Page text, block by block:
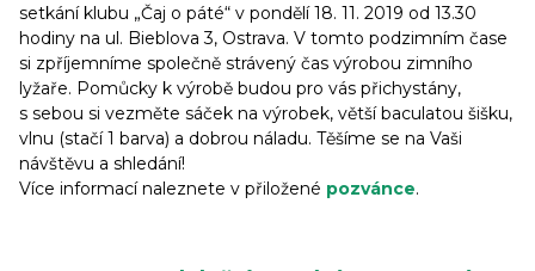
setkání klubu „Čaj o páté“ v pondělí 18. 11. 2019 od 13.30
hodiny na ul. Bieblova 3, Ostrava. V tomto podzimním čase
si zpříjemníme společně strávený čas výrobou zimního
lyžaře. Pomůcky k výrobě budou pro vás přichystány,
s sebou si vezměte sáček na výrobek, větší baculatou šišku,
vlnu (stačí 1 barva) a dobrou náladu. Těšíme se na Vaši
návštěvu a shledání!
Více informací naleznete v přiložené pozvánce.